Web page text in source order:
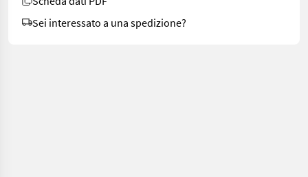
Sei interessato a una spedizione?